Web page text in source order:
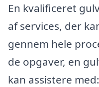
En kvalificeret
af services, der
gennem hele
de opgaver, en
kan assistere med: